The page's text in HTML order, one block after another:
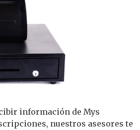
información de Mys
nuestros asesores te